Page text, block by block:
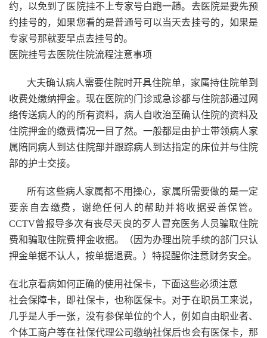
约，以免到了医院挂不上专家号白跑一趟。去医院是要先预
约挂号的，如果您看的是普通号可以当天去挂号的，如果是
专家号那就要早点去挂号的。
医院挂号去医院住院流程注意事项
大夫确认病人需要住院时开具住院单，家属持住院单到
收费处缴纳押金。现在医院的门诊或急诊都与住院部通过网
络传送病人的的所有资料，病人自收治至确认住院的资料及
住院押金的缴费情况一目了然。一般都是由护士带领病人家
属陪同病人到达住院部并跟踪病人到达指定的床位并与住院
部的护士交接。
所有这些病人家属都不用操心，家属所需要做的是一定
要亲自去缴费，谢绝任何人的帮助并将收据妥善保管。
CCTV曾报导多次有丧尽天良的歹人冒充医务人员骗取住院
费和骗取住院费押金收据。（因为办理出院手续的部门只认
押金单据不认人，按单据退费。）特提醒你注意财务安全。
在北京看病如何正确的使用社保卡，下面这些必须注意
社会保障卡，即社保卡，也称医保卡。对于在职员工来说，
几乎是人手一张，没有参保单位的个人，例如自由职业者、
个体工商户等在社保代理公司缴纳社保后也会有医保卡，那